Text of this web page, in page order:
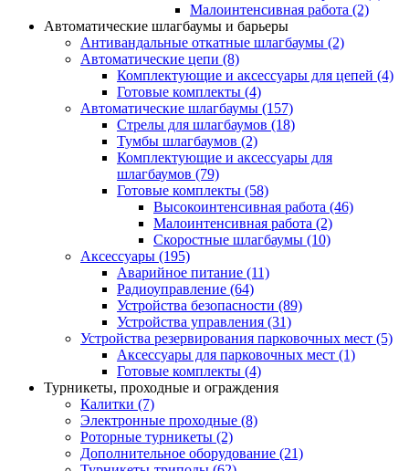
Малоинтенсивная работа (2)
Автоматические шлагбаумы и барьеры
Антивандальные откатные шлагбаумы (2)
Автоматические цепи (8)
Комплектующие и аксессуары для цепей (4)
Готовые комплекты (4)
Автоматические шлагбаумы (157)
Стрелы для шлагбаумов (18)
Тумбы шлагбаумов (2)
Комплектующие и аксессуары для
шлагбаумов (79)
Готовые комплекты (58)
Высокоинтенсивная работа (46)
Малоинтенсивная работа (2)
Скоростные шлагбаумы (10)
Аксессуары (195)
Аварийное питание (11)
Радиоуправление (64)
Устройства безопасности (89)
Устройства управления (31)
Устройства резервирования парковочных мест (5)
Аксессуары для парковочных мест (1)
Готовые комплекты (4)
Турникеты, проходные и ограждения
Калитки (7)
Электронные проходные (8)
Роторные турникеты (2)
Дополнительное оборудование (21)